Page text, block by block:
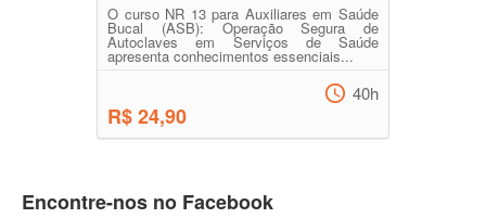
O curso NR 13 para Auxiliares em Saúde
Bucal (ASB): Operação Segura de
Autoclaves em Serviços de Saúde
apresenta conhecimentos essenciais...
R$ 24,90
40h
Encontre-nos no Facebook